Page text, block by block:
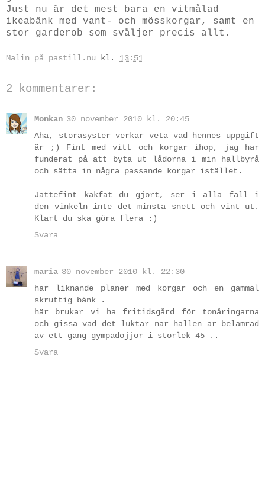
Just nu är det mest bara en vitmålad
ikeabänk med vant- och mösskorgar, samt en
stor garderob som sväljer precis allt.
Malin på pastill.nu kl. 13:51
2 kommentarer:
Monkan 30 november 2010 kl. 20:45
Aha, storasyster verkar veta vad hennes uppgift
är ;) Fint med vitt och korgar ihop, jag har
funderat på att byta ut lådorna i min hallbyrå
och sätta in några passande korgar istället.
Jättefint kakfat du gjort, ser i alla fall i
den vinkeln inte det minsta snett och vint ut.
Klart du ska göra flera :)
Svara
maria 30 november 2010 kl. 22:30
har liknande planer med korgar och en gammal
skruttig bänk .
här brukar vi ha fritidsgård för tonåringarna
och gissa vad det luktar när hallen är belamrad
av ett gäng gympadojjor i storlek 45 ..
Svara